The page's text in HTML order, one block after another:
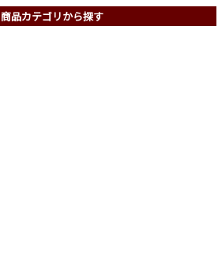
商品カテゴリから探す